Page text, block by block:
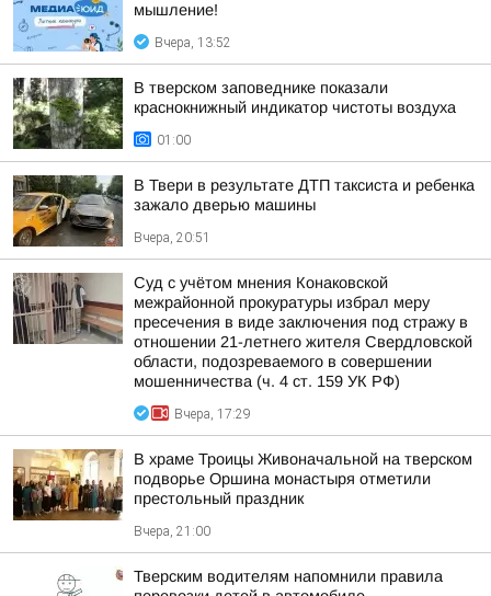
мышление!
Вчера, 13:52
В тверском заповеднике показали
краснокнижный индикатор чистоты воздуха
01:00
В Твери в результате ДТП таксиста и ребенка
зажало дверью машины
Вчера, 20:51
Суд с учётом мнения Конаковской
межрайонной прокуратуры избрал меру
пресечения в виде заключения под стражу в
отношении 21-летнего жителя Свердловской
области, подозреваемого в совершении
мошенничества (ч. 4 ст. 159 УК РФ)
Вчера, 17:29
В храме Троицы Живоначальной на тверском
подворье Оршина монастыря отметили
престольный праздник
Вчера, 21:00
Тверским водителям напомнили правила